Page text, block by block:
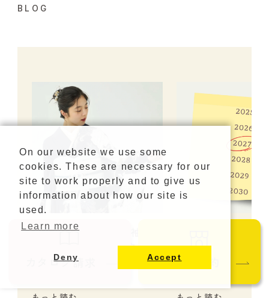
カタログ請求 ご来店予約
BLOG
2027年・2028年の振袖流行
りカラー・人気のスタイル
を紹介！
年以降の日程・対
説
On our website we use some
cookies. These are necessary for our
site to work properly and to give us
information about how our site is
used.
Learn more
Deny Accept